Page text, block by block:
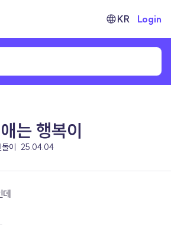
KR Login
는 행복이
이 25.04.04